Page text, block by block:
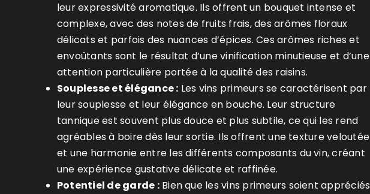
leur expressivité aromatique. Ils offrent un bouquet intense et
complexe, avec des notes de fruits frais, des arômes floraux
délicats et parfois des nuances d’épices. Ces arômes riches et
envoûtants sont le résultat d’une vinification minutieuse et d’une
attention particulière portée à la qualité des raisins.
Souplesse et élégance : Les vins primeurs se caractérisent par
leur souplesse et leur élégance en bouche. Leur structure
tannique est souvent plus douce et plus subtile, ce qui les rend
agréables à boire dès leur sortie. Ils offrent une texture veloutée
et une harmonie entre les différents composants du vin, créant
une expérience gustative délicate et raffinée.
Potentiel de garde :Bien que les vins primeurs soient appréciés